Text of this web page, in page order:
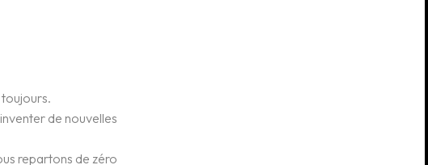
de nouvelles
repartons de zéro